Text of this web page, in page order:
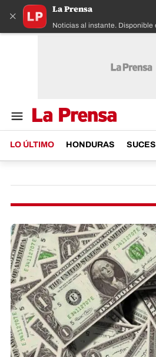
×
La Prensa
Noticias al instante. Disponible
LO ÚLTIMO HONDURAS